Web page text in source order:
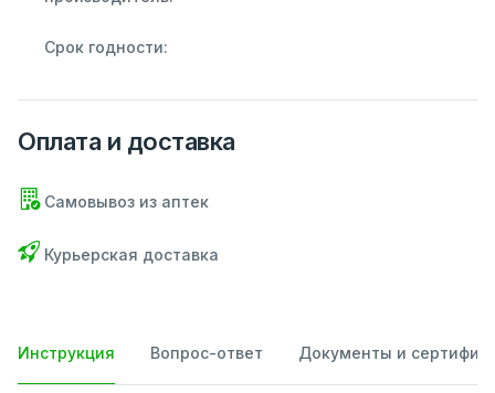
Срок годности:
Оплата и доставка
Самовывоз из аптек
Курьерская доставка
Инструкция Вопрос-ответ Документы и